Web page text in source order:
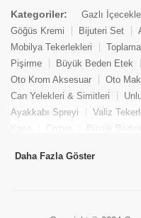
Kategoriler: Gazlı
Göğüs Kremi
Bijuteri Set
Mobilya Tekerlekleri
Pişirme
Büyük Beden Etek
Oto Krom Aksesuar
Oto
Can Yelekleri & Simitleri
Ayakkabı Spreyi
Valiz
Kasa
Cezve Büyük
Tekne Bağlama & Demirleme
Daha Fazla Göster